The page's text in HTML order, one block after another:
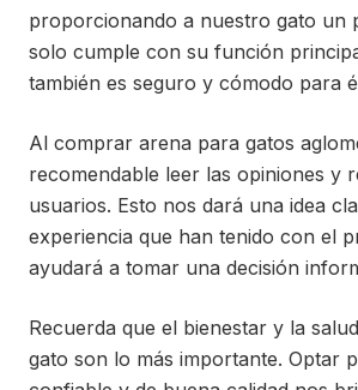
proporcionando a nuestro gato un
solo cumple con su función
también es seguro y cómodo para
Al comprar arena para gatos
recomendable leer las opiniones y
usuarios. Esto nos dará una idea
experiencia que han tenido con el
ayudará a tomar una decisión
Recuerda que el bienestar y la
gato son lo más importante. Optar